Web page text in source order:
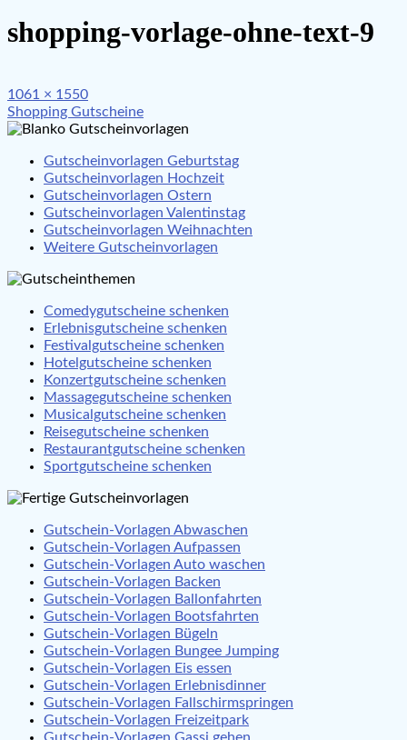
shopping-vorlage-ohne-text-9
Full
size
1061 × 1550
Beitragsnavigation
Shopping Gutscheine
Gutscheinvorlagen Geburtstag
Gutscheinvorlagen Hochzeit
Gutscheinvorlagen Ostern
Gutscheinvorlagen Valentinstag
Gutscheinvorlagen Weihnachten
Weitere Gutscheinvorlagen
Comedygutscheine schenken
Erlebnisgutscheine schenken
Festivalgutscheine schenken
Hotelgutscheine schenken
Konzertgutscheine schenken
Massagegutscheine schenken
Musicalgutscheine schenken
Reisegutscheine schenken
Restaurantgutscheine schenken
Sportgutscheine schenken
Gutschein-Vorlagen Abwaschen
Gutschein-Vorlagen Aufpassen
Gutschein-Vorlagen Auto waschen
Gutschein-Vorlagen Backen
Gutschein-Vorlagen Ballonfahrten
Gutschein-Vorlagen Bootsfahrten
Gutschein-Vorlagen Bügeln
Gutschein-Vorlagen Bungee Jumping
Gutschein-Vorlagen Eis essen
Gutschein-Vorlagen Erlebnisdinner
Gutschein-Vorlagen Fallschirmspringen
Gutschein-Vorlagen Freizeitpark